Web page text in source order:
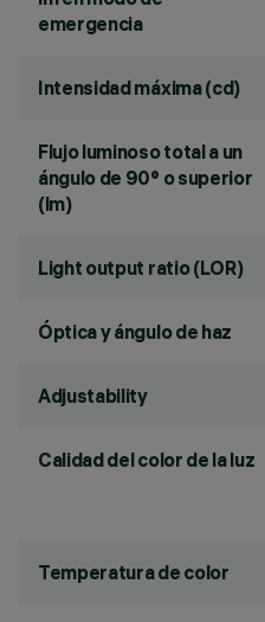
emergencia
Intensidad máxima (cd)
Flujo luminoso total a un
ángulo de 90° o superior
(lm)
Light output ratio (LOR)
Óptica y ángulo de haz
Adjustability
Calidad del color de la luz
Temperatura de color